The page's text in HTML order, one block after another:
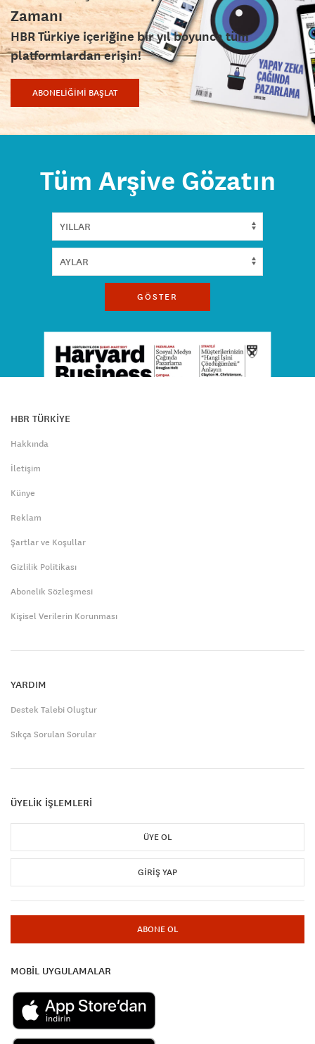
Zamanı
HBR Türkiye içeriğine bir yıl boyunca tüm
platformlardan erişin!
ABONELİĞİMİ BAŞLAT
Tüm Arşive Gözatın
GÖSTER
HBR TÜRKİYE
Hakkında
İletişim
Künye
Reklam
Şartlar ve Koşullar
Gizlilik Politikası
Abonelik Sözleşmesi
Kişisel Verilerin Korunması
YARDIM
Destek Talebi Oluştur
Sıkça Sorulan Sorular
ÜYELİK İŞLEMLERİ
ÜYE OL
GIRIŞ YAP
ABONE OL
MOBİL UYGULAMALAR